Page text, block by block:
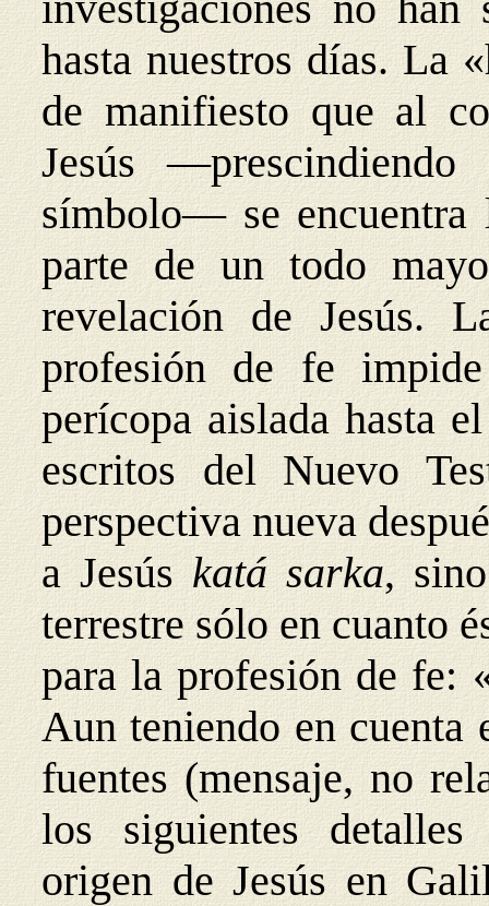
hasta nuestros días. La
de manifiesto que al
Jesús
símbolo— se encuentra
parte de un todo
revelación de Jesús.
profesión de fe
perícopa aislada hasta
escritos del Nuevo
perspectiva nueva
a Jesúskatá sarka,
terrestre sólo en cuanto
para la profesión de fe:
Aun teniendo en cuenta
fuentes (mensaje, no
los siguientes
origen de Jesús en